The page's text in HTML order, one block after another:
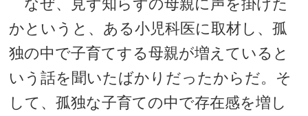
なぜ、見ず知らずの母親に声を掛けた
かというと、ある小児科医に取材し、孤
独の中で子育てする母親が増えていると
いう話を聞いたばかりだったからだ。そ
して、孤独な子育ての中で存在感を増し